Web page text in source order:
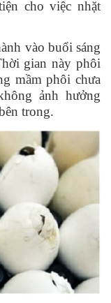
cho việc nhặt
vào buổi sáng
gian này phôi
mầm phôi chưa
ảnh hưởng
trong.